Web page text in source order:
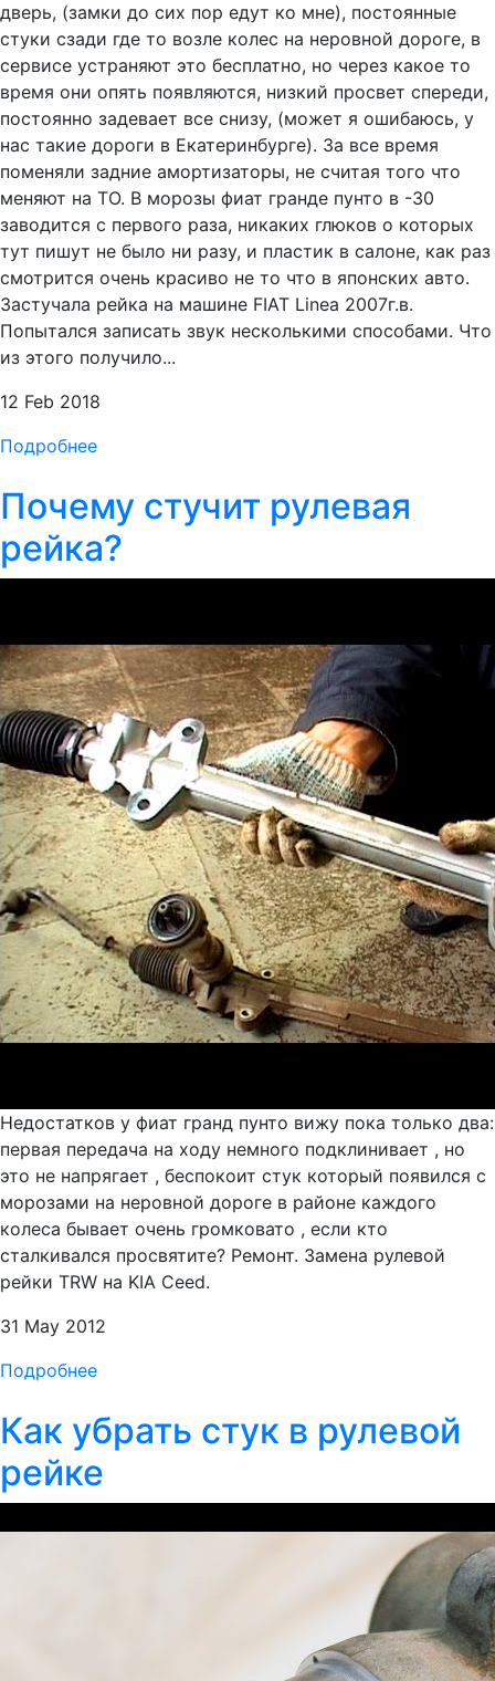
дверь, (замки до сих пор едут ко мне), постоянные
стуки сзади где то возле колес на неровной дороге, в
сервисе устраняют это бесплатно, но через какое то
время они опять появляются, низкий просвет спереди,
постоянно задевает все снизу, (может я ошибаюсь, у
нас такие дороги в Екатеринбурге). За все время
поменяли задние амортизаторы, не считая того что
меняют на ТО. В морозы фиат гранде пунто в -30
заводится с первого раза, никаких глюков о которых
тут пишут не было ни разу, и пластик в салоне, как раз
смотрится очень красиво не то что в японских авто.
Застучала рейка на машине FIAT Linea 2007г.в.
Попытался записать звук несколькими способами. Что
из этого получило...
12 Feb 2018
Подробнее
Почему стучит рулевая
рейка?
Недостатков у фиат гранд пунто вижу пока только два:
первая передача на ходу немного подклинивает , но
это не напрягает , беспокоит стук который появился с
морозами на неровной дороге в районе каждого
колеса бывает очень громковато , если кто
сталкивался просвятите? Ремонт. Замена рулевой
рейки TRW на KIA Ceed.
31 May 2012
Подробнее
Как убрать стук в рулевой
рейке